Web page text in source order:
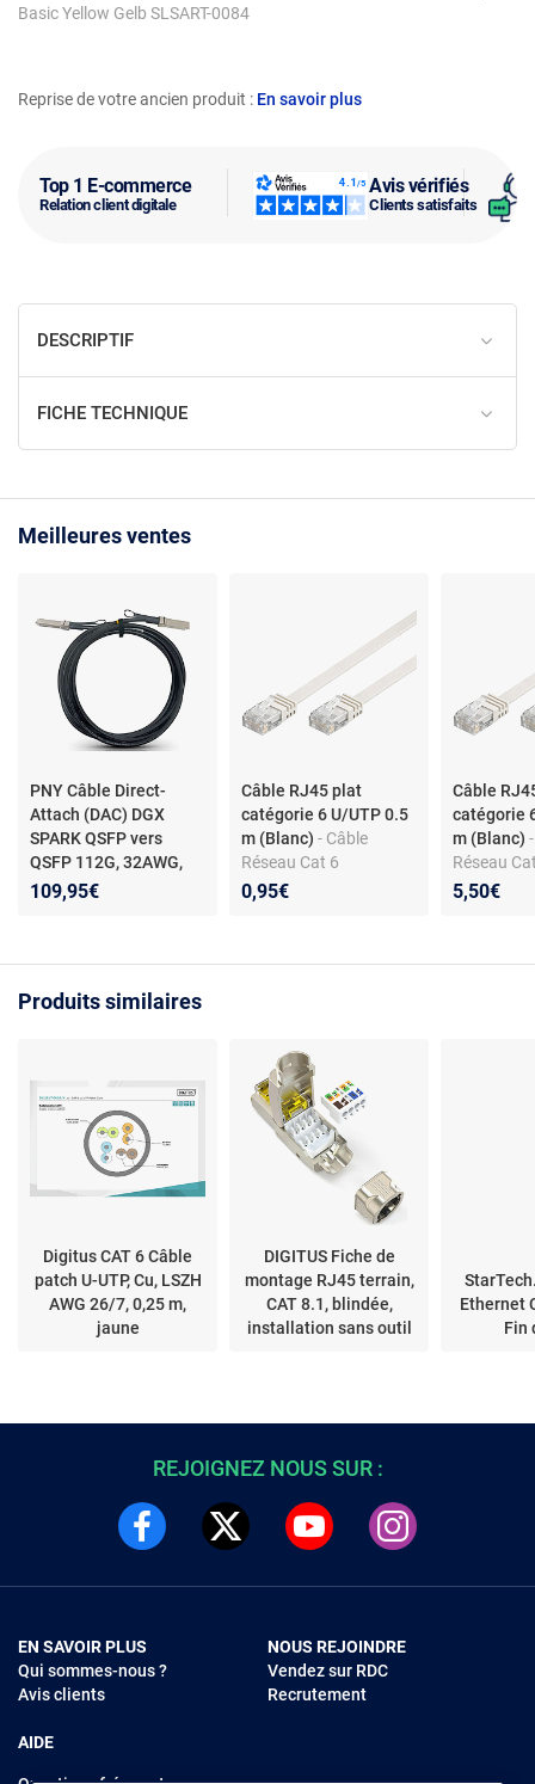
Top 1 E-commerce
Relation client digitale
Avis vérifiés
Clients satisfaits
Reprise de votre ancien produit : En savoir plus
Basic Yellow Gelb SLSART-0084
DESCRIPTIF
FICHE TECHNIQUE
Meilleures ventes
PNY Câble Direct-
Attach (DAC) DGX
SPARK QSFP vers
QSFP 112G, 32AWG,
0.5M - Ethernet
109,95€
Câble RJ45 plat
catégorie 6 U/UTP 0.5
m (Blanc)- Câble
Réseau Cat 6
0,95€
Câble
catégorie
m (Blanc)
Réseau
5,50€
Produits similaires
Digitus CAT 6 Câble
patch U-UTP, Cu, LSZH
AWG 26/7, 0,25 m,
jaune
DIGITUS Fiche de
montage RJ45 terrain,
CAT 8.1, blindée,
installation sans outil
Ethernet
Fin
REJOIGNEZ NOUS SUR :
EN SAVOIR PLUS
Qui sommes-nous ?
Avis clients
AIDE
NOUS REJOINDRE
Vendez sur RDC
Recrutement